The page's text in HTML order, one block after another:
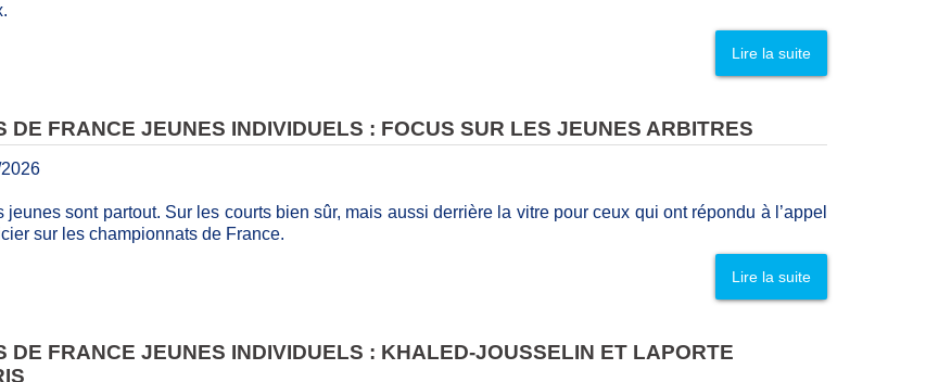
Lire la suite
DE FRANCE JEUNES INDIVIDUELS : FOCUS SUR LES JEUNES ARBITRES
sont partout. Sur les courts bien sûr, mais aussi derrière la vitre pour ceux qui ont répondu à l’appel
sur les championnats de France.
Lire la suite
DE FRANCE JEUNES INDIVIDUELS : KHALED-JOUSSELIN ET LAPORTE